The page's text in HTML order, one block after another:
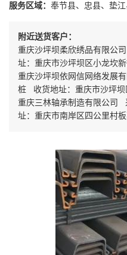
服务区域： 奉节县、忠县、垫
附近送货客户：
重庆沙坪坝柔欣绣品有限公
址：重庆市沙坪坝区小龙坎
重庆沙坪坝依网信网络发展
桩 收货地址：重庆市沙坪坝
重庆三林轴承制造有限公司
址：重庆市南岸区四公里村